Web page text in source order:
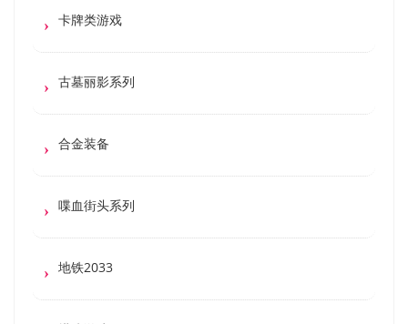
卡牌类游戏
古墓丽影系列
合金装备
喋血街头系列
地铁2033